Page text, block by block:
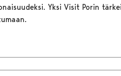
Yksi Visit Porin